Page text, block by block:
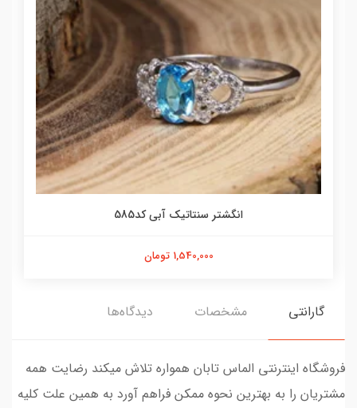
انگشتر سنتاتیک آبی کد585
1,540,000 تومان
گارانتی مشخصات دیدگاه‌ها
فروشگاه اینترنتی الماس تابان همواره تلاش میکند رضایت همه
مشتریان را به بهترین نحوه ممکن فراهم آورد به همین علت کلیه